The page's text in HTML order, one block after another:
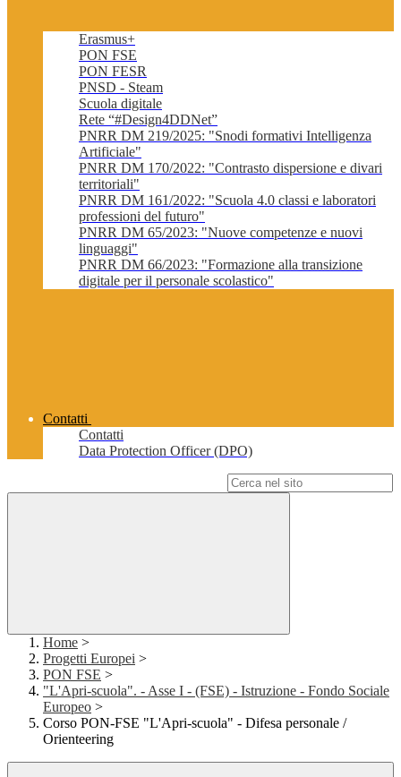
Erasmus+
PON FSE
PON FESR
PNSD - Steam
Scuola digitale
Rete “#Design4DDNet”
PNRR DM 219/2025: "Snodi formativi Intelligenza
Artificiale"
PNRR DM 170/2022: "Contrasto dispersione e divari
territoriali"
PNRR DM 161/2022: "Scuola 4.0 classi e laboratori
professioni del futuro"
PNRR DM 65/2023: "Nuove competenze e nuovi
linguaggi"
PNRR DM 66/2023: "Formazione alla transizione
digitale per il personale scolastico"
Contatti
Contatti
Data Protection Officer (DPO)
Home >
Progetti Europei >
PON FSE >
"L'Apri-scuola". - Asse I - (FSE) - Istruzione - Fondo Sociale
Europeo >
Corso PON-FSE "L'Apri-scuola" - Difesa personale /
Orienteering